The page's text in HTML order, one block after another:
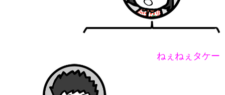
ねぇねぇタケー